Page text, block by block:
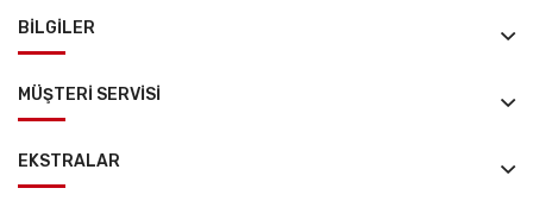
BILGILER
MÜŞTERI SERVISI
EKSTRALAR